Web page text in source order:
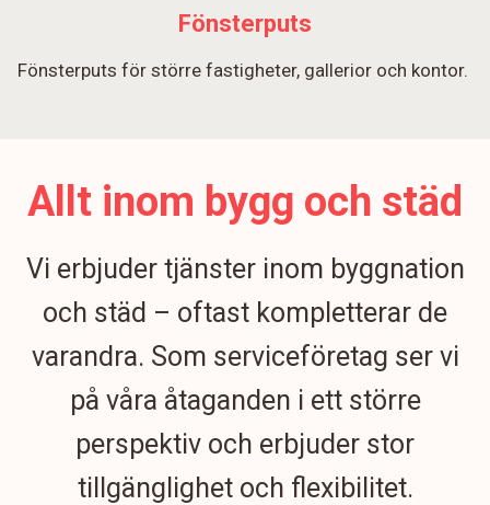
Fönsterputs
Fönsterputs för större fastigheter, gallerior och kontor.
Allt inom bygg och städ
Vi erbjuder tjänster inom byggnation
och städ – oftast kompletterar de
varandra. Som serviceföretag ser vi
på våra åtaganden i ett större
perspektiv och erbjuder stor
tillgänglighet och flexibilitet.